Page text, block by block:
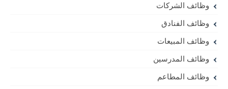
وظائف الشركات
وظائف الفنادق
وظائف المبيعات
وظائف المدرسين
وظائف المطاعم